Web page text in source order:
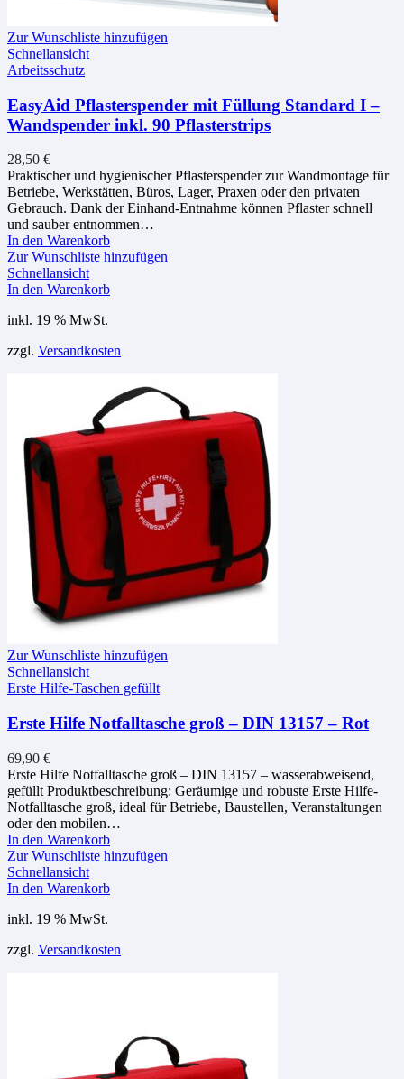
Zur Wunschliste hinzufügen
Schnellansicht
Arbeitsschutz
EasyAid Pflasterspender mit Füllung Standard I –
Wandspender inkl. 90 Pflasterstrips
28,50 €
Praktischer und hygienischer Pflasterspender zur Wandmontage für
Betriebe, Werkstätten, Büros, Lager, Praxen oder den privaten
Gebrauch. Dank der Einhand-Entnahme können Pflaster schnell
und sauber entnommen…
In den Warenkorb
Zur Wunschliste hinzufügen
Schnellansicht
In den Warenkorb
inkl. 19 % MwSt.
zzgl. Versandkosten
Zur Wunschliste hinzufügen
Schnellansicht
Erste Hilfe-Taschen gefüllt
Erste Hilfe Notfalltasche groß – DIN 13157 – Rot
69,90 €
Erste Hilfe Notfalltasche groß – DIN 13157 – wasserabweisend,
gefüllt Produktbeschreibung: Geräumige und robuste Erste Hilfe-
Notfalltasche groß, ideal für Betriebe, Baustellen, Veranstaltungen
oder den mobilen…
In den Warenkorb
Zur Wunschliste hinzufügen
Schnellansicht
In den Warenkorb
inkl. 19 % MwSt.
zzgl. Versandkosten